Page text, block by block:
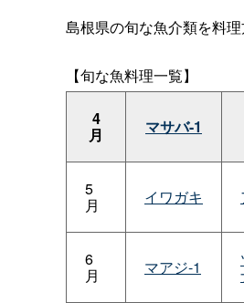
島根県の旬な魚介類を料
【旬な魚料理一覧】
4
月 マサバ-1
5
月 イワガキ
6
月 マアジ-1